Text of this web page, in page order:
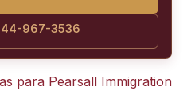
967-3536
para Pearsall Immigration